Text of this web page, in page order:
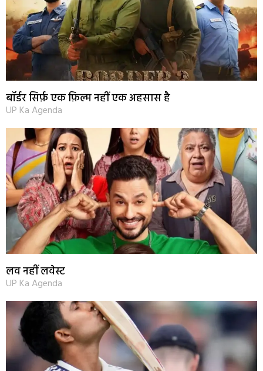
बॉर्डर सिर्फ़ एक फ़िल्म नहीं एक अहसास है
UP Ka Agenda
लव नहीं लवेस्ट
UP Ka Agenda